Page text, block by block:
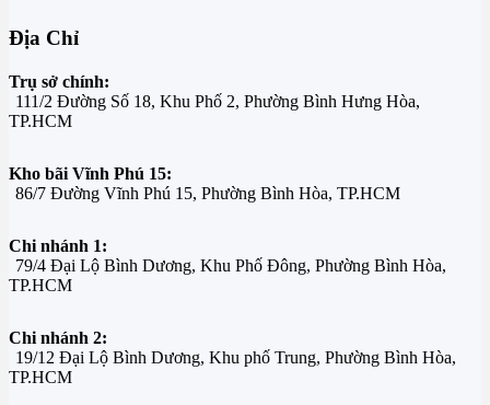
Địa Chỉ
Trụ sở chính:
111/2 Đường Số 18, Khu Phố 2, Phường Bình Hưng Hòa,
TP.HCM
Kho bãi Vĩnh Phú 15:
86/7 Đường Vĩnh Phú 15, Phường Bình Hòa, TP.HCM
Chi nhánh 1:
79/4 Đại Lộ Bình Dương, Khu Phố Đông, Phường Bình Hòa,
TP.HCM
Chi nhánh 2:
19/12 Đại Lộ Bình Dương, Khu phố Trung, Phường Bình Hòa,
TP.HCM